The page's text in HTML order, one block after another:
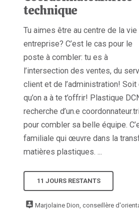
technique
Tu aimes être au centre de la vie
entreprise? C’est le cas pour le
poste à combler: tu es à
l’intersection des ventes, du
client et de l’administration!
qu’on a à te t’offrir! Plastique
recherche d’un.e
pour combler sa belle équipe.
familiale qui œuvre dans la
matières plastiques. ...
11 JOURS RESTANTS
Marjolaine Dion, conseillère